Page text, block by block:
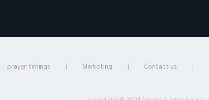
Contact-us
Marketing
prayer-timings